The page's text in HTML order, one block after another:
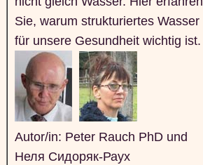
Sie, warum strukturiertes Wasser
für unsere Gesundheit wichtig ist.
Autor/in: Peter Rauch PhD und
Неля Сидоряк-Раух